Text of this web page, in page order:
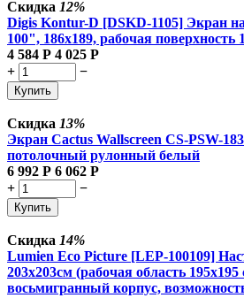
Скидка 12%
Digis Kontur-D [DSKD-1105] Экран
100", 186x189, рабочая поверхность
4 584 Р 4 025 Р
+
−
Купить
Скидка 13%
Экран Cactus Wallscreen CS-PSW-
потолочный рулонный белый
6 992 Р 6 062 Р
+
−
Купить
Скидка 14%
Lumien Eco Picture [LEP-100109]
203х203см (рабочая область
восьмигранный корпус,